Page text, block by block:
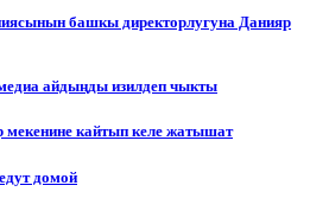
башкы директорлугуна Данияр
айдыңды изилдеп чыкты
мекенине кайтып келе жатышат
домой